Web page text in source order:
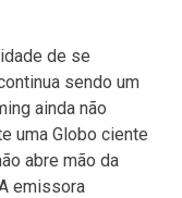
de se
sendo um
ainda não
uma Globo ciente
abre mão da
emissora